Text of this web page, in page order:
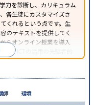
力を診断し、カリキュラム
各生徒にカスタマイズさ
くれるという点です。生
のテキストを提供してく
らオンライン授業を導入
AIやICTの活用の先駆者的
師 環境